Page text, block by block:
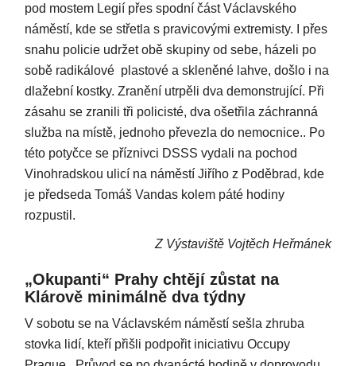
pod mostem Legií přes spodní část Václavského
náměstí, kde se střetla s pravicovými extremisty. I přes
snahu policie udržet obě skupiny od sebe, házeli po
sobě radikálové plastové a skleněné lahve, došlo i na
dlažební kostky. Zranění utrpěli dva demonstrující. Při
zásahu se zranili tři policisté, dva ošetřila záchranná
služba na místě, jednoho převezla do nemocnice.. Po
této potyčce se příznivci DSSS vydali na pochod
Vinohradskou ulicí na náměstí Jiřího z Poděbrad, kde
je předseda Tomáš Vandas kolem páté hodiny
rozpustil.
Z Výstaviště Vojtěch Heřmánek
„Okupanti“ Prahy chtějí zůstat na
Klárově minimálně dva týdny
V sobotu se na Václavském náměstí sešla zhruba
stovka lidí, kteří přišli podpořit iniciativu Occupy